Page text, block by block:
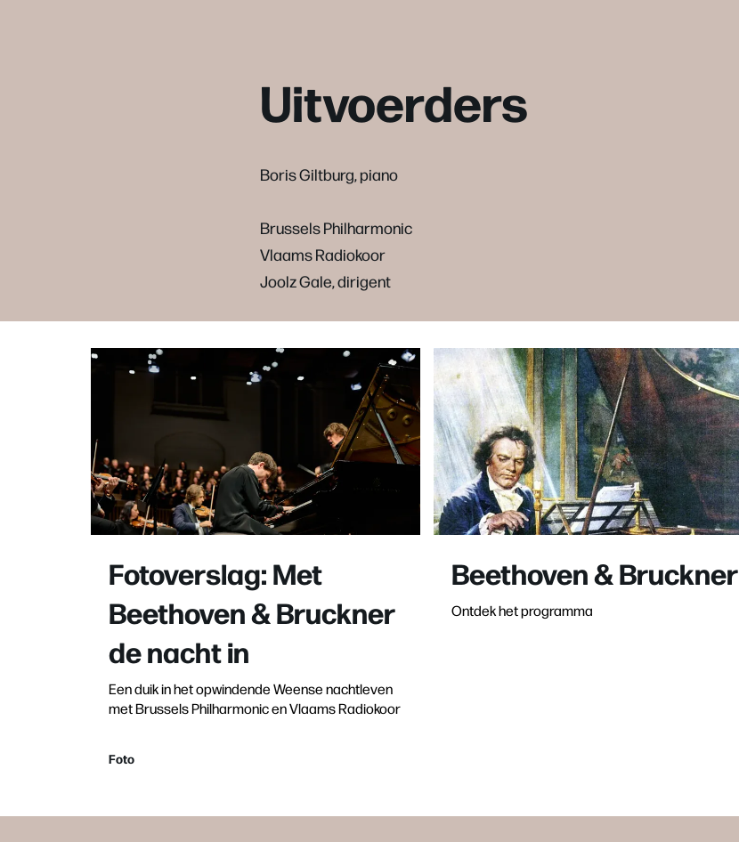
Uitvoerders
Boris Giltburg, piano
Brussels Philharmonic
Vlaams Radiokoor
Joolz Gale, dirigent
Fotoverslag: Met
Beethoven & Bruckner
de nacht in
Een duik in het opwindende Weense nachtleven
met Brussels Philharmonic en Vlaams Radiokoor
Foto
Beethoven & Bruckner
Ontdek het programma